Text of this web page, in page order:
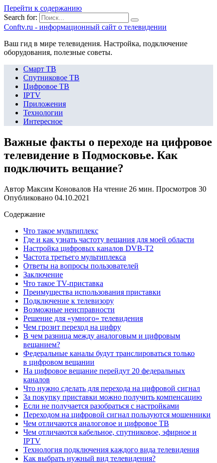
Перейти к содержанию
Search for:
Сonftv.ru - информационный сайт о телевидении
Ваш гид в мире телевидения. Настройка, подключение
оборудования, полезные советы.
Смарт ТВ
Спутниковое ТВ
Цифровое ТВ
IPTV
Приложения
Технологии
Интересное
Важные факты о переходе на цифровое
телевидение в Подмосковье. Как
подключить вещание?
Автор Максим Коновалов На чтение 26 мин. Просмотров 30
Опубликовано 04.10.2021
Содержание
Что такое мультиплекс
Где и как узнать частоту вещания для моей области
Настройка цифровых каналов DVB-T2
Частота третьего мультиплекса
Ответы на вопросы пользователей
Заключение
Что такое TV-приставка
Преимущества использования приставки
Подключение к телевизору
Возможные неисправности
Решение для «умного» телевидения
Чем грозит переход на цифру
В чем разница между аналоговым и цифровым
вещанием?
Федеральные каналы будут транслироваться только
в цифровом вещании
На цифровое вещание перейдут 20 федеральных
каналов
Что нужно сделать для перехода на цифровой сигнал
За покупку приставки можно получить компенсацию
Если не получается разобраться с настройками
Переходом на цифровой сигнал пользуются мошенники
Чем отличаются аналоговое и цифровое ТВ
Чем отличаются кабельное, спутниковое, эфирное и
IPTV
Технология подключения каждого вида телевидения
Как выбрать нужный вид телевидения?